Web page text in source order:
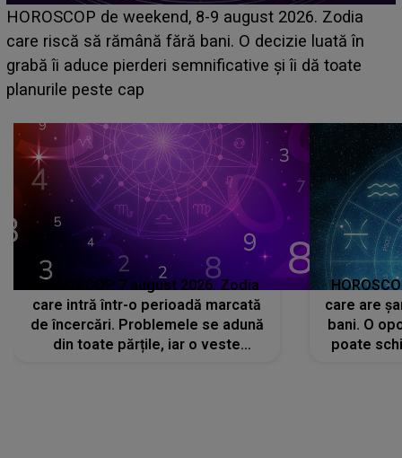
Emanuel a ținut ACEST DETALIU ASCUNS până
acum! În fața Alexandrei, concurentul din Casa Iubirii
face o MĂRTURISIRE NEAȘTEPTATĂ despre mama
sa: "I-am spus și ei în față, eu nu te iubesc pentru
HOROSCOP 7 august 2026. Zodia
care intră într-o perioadă marcată
de încercări. Problemele se adună
din toate părțile, iar o veste
care are
bani. O
poate